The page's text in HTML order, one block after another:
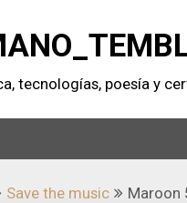
tecnologí­as, poesí­a y
Save the music Maroon